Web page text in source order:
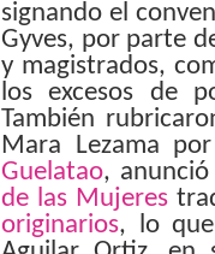
signando el
Gyves, por parte
y magistrados,
los excesos de
También
Mara Lezama
Guelatao,
de las Mujeres
originarios, lo